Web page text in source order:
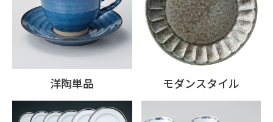
洋陶単品 モダンスタイル